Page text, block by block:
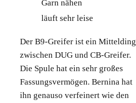
Garn nähen
läuft sehr leise
Der B9-Greifer ist ein Mittelding
zwischen DUG und CB-Greifer.
Die Spule hat ein sehr großes
Fassungsvermögen. Bernina hat
ihn genauso verfeinert wie den